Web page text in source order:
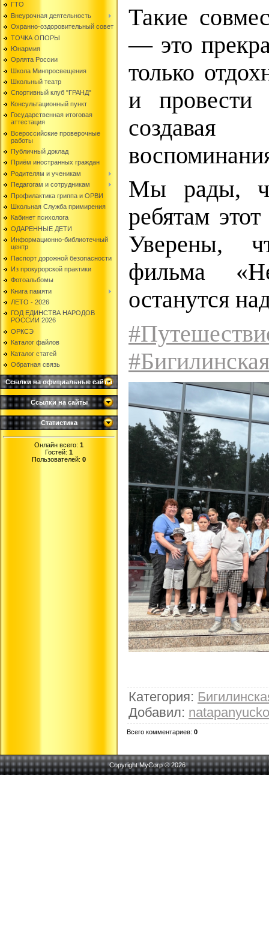
ГТО
Внеурочная деятельность
Охранно-оздоровительный совет
ТОЧКА ОПОРЫ
Юнармия
Орлята России
Школа Минпросвещения
Школьный театр
Спортивный клуб "ГРАНД"
Консультационный пункт
Государственная итоговая
аттестация
Всероссийские проверочные
работы
Публичный доклад
Приём иностранных граждан
Родителям и ученикам
Педагогам и сотрудникам
Профилактика гриппа и ОРВИ
Школьная Служба примирения
Кабинет психолога
ОДАРЕННЫЕ ДЕТИ
Информационно-библиотечный
центр
Паспорт дорожной безопасности
Из прокурорской практики
Фотоальбомы
Книга памяти
ЛЕТО - 2026
ГОД ЕДИНСТВА НАРОДОВ
РОССИИ 2026
ОРКСЭ
Каталог файлов
Каталог статей
Обратная связь
Ссылки на официальные сайты
Ссылки на сайты
Статистика
Онлайн всего: 1
Гостей: 1
Пользователей: 0
Такие
— это
только
и провести
создавая
Мы рады,
ребятам
Уверены,
фильма
останутся
Категория:
Добавил:
Всего комментариев: 0
Copyright MyCorp © 2026